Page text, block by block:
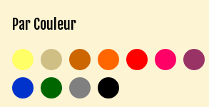
Par Couleur